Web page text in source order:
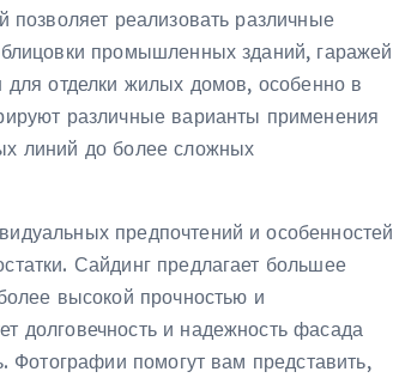
позволяет реализовать различные
промышленных зданий, гаражей
отделки жилых домов, особенно в
различные варианты применения
линий до более сложных
предпочтений и особенностей
Сайдинг предлагает большее
высокой прочностью и
долговечность и надежность фасада
Фотографии помогут вам представить,